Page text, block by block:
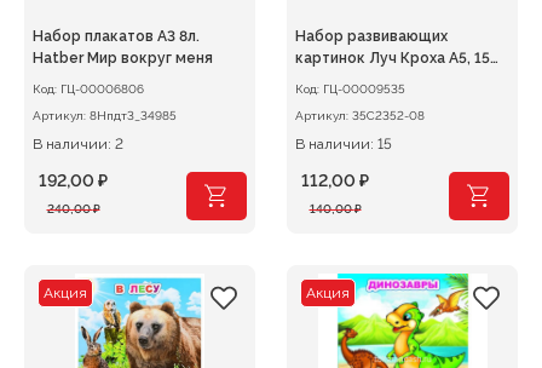
Набор плакатов А3 8л.
Hatber Мир вокруг меня
Код: ГЦ-00006806
Артикул: 8Нпдт3_34985
В наличии: 2
240,00₽
Первоначальная
240,00 ₽.
192,00 ₽
Текущая
Набор развивающих
картинок Луч Кроха А5, 15
Код: ГЦ-00009535
Артикул: 35С2352-08
В наличии: 15
140,00₽
Первоначальная
140,00 ₽.
112,00 ₽
Текущая
Акция Акция